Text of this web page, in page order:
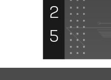
2
5